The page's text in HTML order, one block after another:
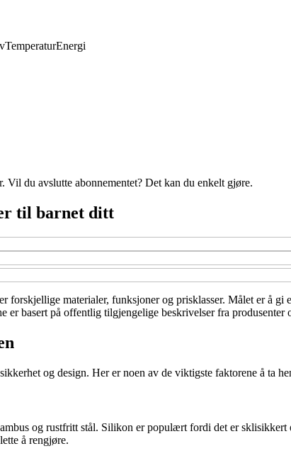
TemperaturEnergi
Vil du avslutte abonnementet? Det kan du enkelt gjøre.
til barnet ditt
forskjellige materialer, funksjoner og prisklasser. Målet er å
er basert på offentlig tilgjengelige beskrivelser fra
og design. Her er noen av de viktigste faktorene å ta
og rustfritt stål. Silikon er populært fordi det er
å rengjøre.